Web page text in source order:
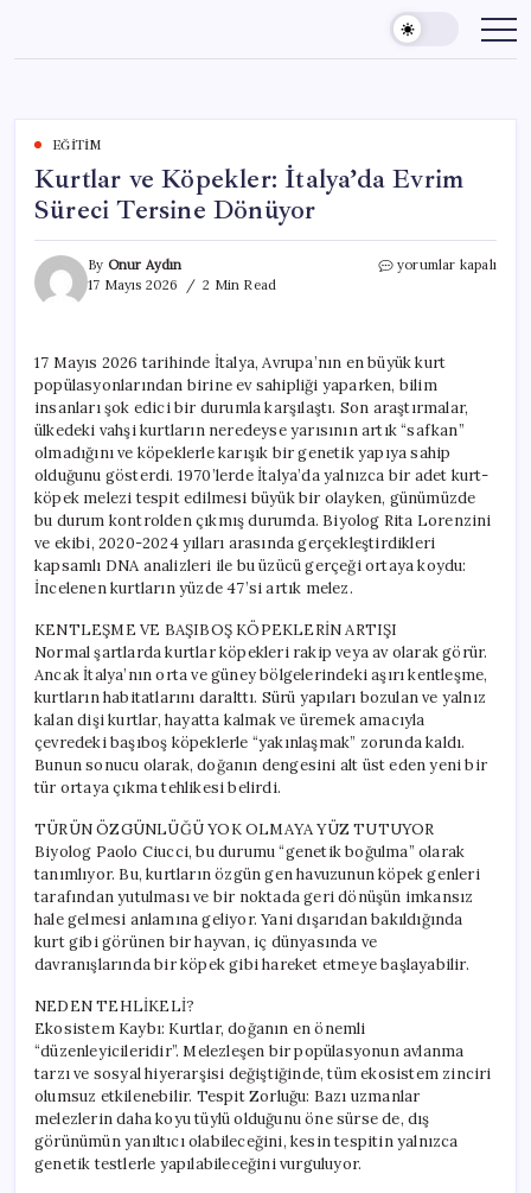
content
EĞITIM
Kurtlar ve Köpekler: İtalya’da Evrim
Süreci Tersine Dönüyor
By Onur Aydın
17 Mayıs 2026
2 Min Read
Kurtlar
Süreci
Tersine
Dönüyor
için
yorumlar kapalı
17 Mayıs 2026 tarihinde İtalya, Avrupa’nın en büyük kurt
popülasyonlarından birine ev sahipliği yaparken, bilim
insanları şok edici bir durumla karşılaştı. Son araştırmalar,
ülkedeki vahşi kurtların neredeyse yarısının artık “safkan”
olmadığını ve köpeklerle karışık bir genetik yapıya sahip
olduğunu gösterdi. 1970’lerde İtalya’da yalnızca bir adet kurt-
köpek melezi tespit edilmesi büyük bir olayken, günümüzde
bu durum kontrolden çıkmış durumda. Biyolog Rita Lorenzini
ve ekibi, 2020-2024 yılları arasında gerçekleştirdikleri
kapsamlı DNA analizleri ile bu üzücü gerçeği ortaya koydu:
İncelenen kurtların yüzde 47’si artık melez.
KENTLEŞME VE BAŞIBOŞ KÖPEKLERİN ARTIŞI
Normal şartlarda kurtlar köpekleri rakip veya av olarak görür.
Ancak İtalya’nın orta ve güney bölgelerindeki aşırı kentleşme,
kurtların habitatlarını daralttı. Sürü yapıları bozulan ve yalnız
kalan dişi kurtlar, hayatta kalmak ve üremek amacıyla
çevredeki başıboş köpeklerle “yakınlaşmak” zorunda kaldı.
Bunun sonucu olarak, doğanın dengesini alt üst eden yeni bir
tür ortaya çıkma tehlikesi belirdi.
TÜRÜN ÖZGÜNLÜĞÜ YOK OLMAYA YÜZ TUTUYOR
Biyolog Paolo Ciucci, bu durumu “genetik boğulma” olarak
tanımlıyor. Bu, kurtların özgün gen havuzunun köpek genleri
tarafından yutulması ve bir noktada geri dönüşün imkansız
hale gelmesi anlamına geliyor. Yani dışarıdan bakıldığında
kurt gibi görünen bir hayvan, iç dünyasında ve
davranışlarında bir köpek gibi hareket etmeye başlayabilir.
NEDEN TEHLİKELİ?
Ekosistem Kaybı: Kurtlar, doğanın en önemli
“düzenleyicileridir”. Melezleşen bir popülasyonun avlanma
tarzı ve sosyal hiyerarşisi değiştiğinde, tüm ekosistem zinciri
olumsuz etkilenebilir. Tespit Zorluğu: Bazı uzmanlar
melezlerin daha koyu tüylü olduğunu öne sürse de, dış
görünümün yanıltıcı olabileceğini, kesin tespitin yalnızca
genetik testlerle yapılabileceğini vurguluyor.